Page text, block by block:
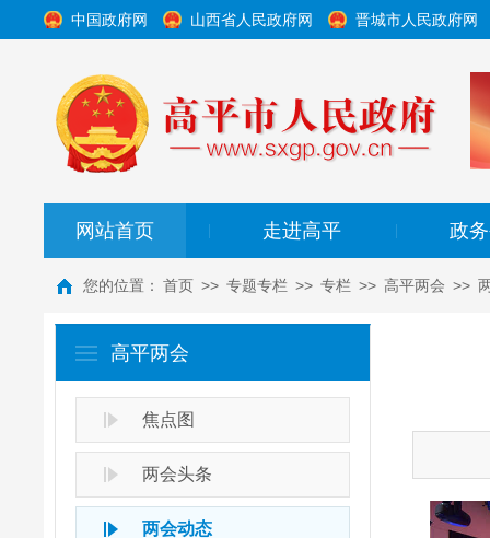
中国政府网 山西省人民政府网 晋城市人民政府网
网站首页 走进高平 政
您的位置： 首页 >> 专题专栏 >> 专栏 >> 高平两会 >>
高平两会
焦点图
两会头条
两会动态